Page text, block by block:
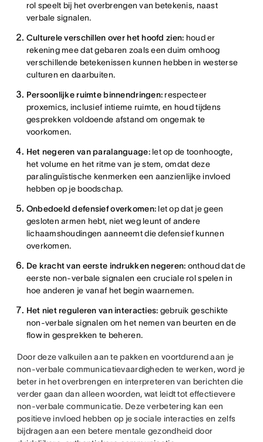
rol speelt bij het overbrengen van betekenis, naast
verbale signalen.
Culturele verschillen over het hoofd zien: houd er
rekening mee dat gebaren zoals een duim omhoog
verschillende betekenissen kunnen hebben in westerse
culturen en daarbuiten.
Persoonlijke ruimte binnendringen:respecteer
proxemics, inclusief intieme ruimte, en houd tijdens
gesprekken voldoende afstand om ongemak te
voorkomen.
Het negeren van paralanguage:let op de toonhoogte,
het volume en het ritme van je stem, omdat deze
paralinguïstische kenmerken een aanzienlijke invloed
hebben op je boodschap.
Onbedoeld defensief overkomen:let op dat je geen
gesloten armen hebt, niet weg leunt of andere
lichaamshoudingen aanneemt die defensief kunnen
overkomen.
De kracht van eerste indrukken negeren: onthoud dat de
eerste non-verbale signalen een cruciale rol spelen in
hoe anderen je vanaf het begin waarnemen.
Het niet reguleren van interacties: gebruik geschikte
non-verbale signalen om het nemen van beurten en de
flow in gesprekken te beheren.
Door deze valkuilen aan te pakken en voortdurend aan je
non-verbale communicatievaardigheden te werken, word je
beter in het overbrengen en interpreteren van berichten die
verder gaan dan alleen woorden, wat leidt tot effectievere
non-verbale communicatie. Deze verbetering kan een
positieve invloed hebben op je sociale interacties en zelfs
bijdragen aan een betere mentale gezondheid door